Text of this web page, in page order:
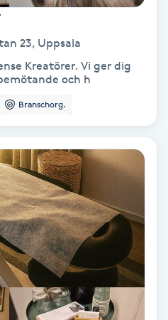
23, Uppsala
Vi ger dig
och h
Branschorg.